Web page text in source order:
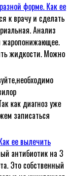
форме. Как ее
к врачу и сделать
Анализ
жаропонижающее.
жидкости. Можно
как диагноз уже
записаться
ее вылечить
антибиотик на 3
Это собственный